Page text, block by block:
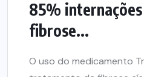
85%
fibrose...
O uso do medicamento